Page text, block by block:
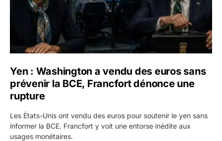
Yen : Washington a vendu des euros sans
prévenir la BCE, Francfort dénonce une
rupture
Les États-Unis ont vendu des euros pour soutenir le yen sans
informer la BCE. Francfort y voit une entorse inédite aux
usages monétaires.